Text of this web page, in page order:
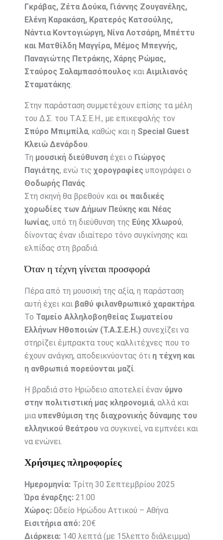
Γκράβας, Ζέτα Δούκα, Γιάννης Ζουγανέλης,
Ελένη Καρακάση, Κρατερός Κατσούλης,
Νάντια Κοντογιώργη, Νίνα Λοτσάρη, Μπέττυ
και Ματθίλδη Μαγγίρα, Μέμος Μπεγνής,
Παναγιώτης Πετράκης, Χάρης Ρώμας,
Σταύρος Σαλαμπασόπουλος και Αιμιλιανός
Σταματάκης
Στην παράσταση συμμετέχουν επίσης τα μέλη
του Δ.Σ. του Τ.Α.Σ.Ε.Η., με επικεφαλής τον
Σπύρο Μπιμπίλα, καθώς και η Special Guest
Κλειώ Δενάρδου.
Τη μουσική διεύθυνσηέχει ο Γιώργος
Παγιάτης, ενώ τις χορογραφίες υπογράφει ο
Θοδωρής Πανάς
Στη σκηνή θα βρεθούν και οι παιδικές
χορωδίες των Δήμων Πεύκης και Νέας
Ιωνίας, υπό τη διεύθυνση της Εύης Χλωρού,
δίνοντας έναν ιδιαίτερο τόνο συγκίνησης και
ελπίδας στη βραδιά.
Όταν η τέχνη γίνεται προσφορά
Πέρα από τη μουσική της αξία, η παράσταση
αυτή έχει και βαθύ φιλανθρωπικό χαρακτήρα.
Το Ταμείο Αλληλοβοηθείας Σωματείου
Ελλήνων Ηθοποιών (Τ.Α.Σ.Ε.Η.)συνεχίζει να
στηρίζει έμπρακτα τους καλλιτέχνες που το
έχουν ανάγκη, αποδεικνύοντας ότι η τέχνη και
η ανθρωπιά πορεύονται μαζί
Η βραδιά στο Ηρώδειο αποτελεί έναν ύμνο
στην πολιτιστική μας κληρονομιά, αλλά και
μια υπενθύμιση της διαχρονικής δύναμης του
ελληνικού θεάτρουνα συγκινεί, να εμπνέει και
να ενώνει.
Χρήσιμες πληροφορίες
Ημερομηνία:Τρίτη 30 Σεπτεμβρίου 2025
Ώρα έναρξης:21:00
Χώρος:Ωδείο Ηρώδου Αττικού – Αθήνα
Εισιτήρια από:20€
Διάρκεια:140 λεπτά (με 15λεπτο διάλειμμα)